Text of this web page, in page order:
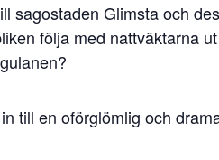
sagostaden Glimsta och
följa med nattväktarna
till en oförglömlig och